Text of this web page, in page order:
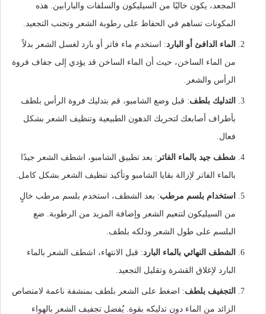
المجعد، يكون خاليًا من السيليكون والسلفات والبارابين. هذه
المكونات تساهم في الحفاظ على رطوبة الشعر وتجنب التجعيد.
الماء الدافئ أو البارد: استخدم ماء فاتر أو بارد لغسل الشعر بدلاً
من الماء الساخن، حيث أن الماء الساخن قد يؤدي إلى جفاف فروة
الرأس والشعر.
التدليك بلطف: قبل وضع الشامبو، قم بتدليك فروة الرأس بلطف
بأطراف أصابعك لتحريك الدهون الطبيعية وتنظيف الشعر بشكل
فعال.
شطف جيد بالماء الفاتر : بعد تطبيق الشامبو، اشطف الشعر جيدًا
بالماء الفاتر لإزالة بقايا الشامبو وتأكيد تنظيف الشعر بشكل كامل.
استخدام بلسم مرطب: بعد الشطف، استخدم بلسم مرطب خالٍ
من السيليكون لتنعيم الشعر وإضافة المزيد من الرطوبة. ضع
البلسم على طول الشعر ودلكه بلطف.
الشطف النهائي بالماء البارد: قبل الانتهاء، اشطف الشعر بالماء
البارد لإغلاق القشرة وتقليل التجعيد.
التجفيف بلطف: اضغط على الشعر بلطف بمنشفة ناعمة لامتصاص
الزائد من الماء دون تدليكه بقوة. يُفضل تجفيف الشعر بالهواء